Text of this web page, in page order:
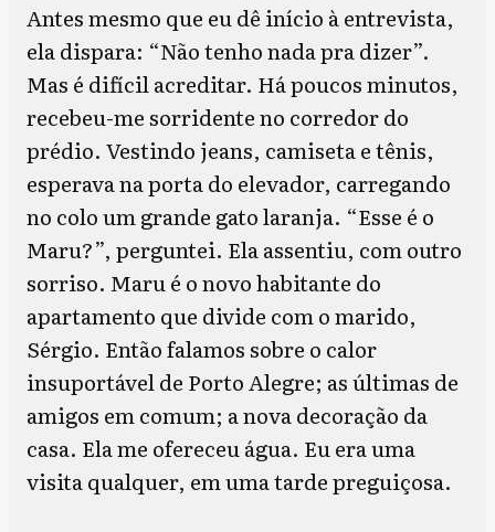
Antes mesmo que eu dê início à entrevista,
ela dispara: “Não tenho nada pra dizer”.
Mas é difícil acreditar. Há poucos minutos,
recebeu-me sorridente no corredor do
prédio. Vestindo jeans, camiseta e tênis,
esperava na porta do elevador, carregando
no colo um grande gato laranja. “Esse é o
Maru?”, perguntei. Ela assentiu, com outro
sorriso. Maru é o novo habitante do
apartamento que divide com o marido,
Sérgio. Então falamos sobre o calor
insuportável de Porto Alegre; as últimas de
amigos em comum; a nova decoração da
casa. Ela me ofereceu água. Eu era uma
visita qualquer, em uma tarde preguiçosa.